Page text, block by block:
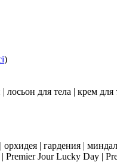
)
для тела | крем для
орхидея | гардения |
Premier Jour Lucky Day |